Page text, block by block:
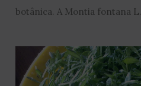
botânica. A Montia fontana L.